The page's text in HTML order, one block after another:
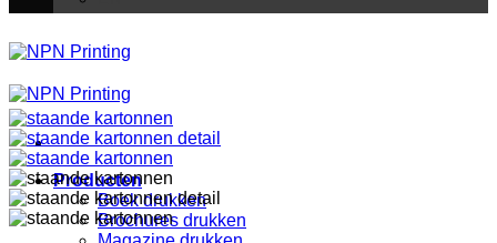
Producten
Boek drukken
Brochures drukken